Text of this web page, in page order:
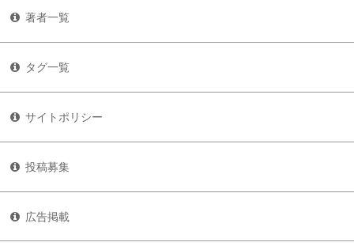
著者一覧
タグ一覧
サイトポリシー
投稿募集
広告掲載